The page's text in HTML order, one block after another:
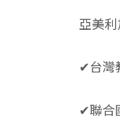
亞美
✔台灣
✔聯合